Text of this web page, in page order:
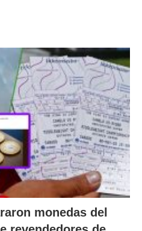
monedas del